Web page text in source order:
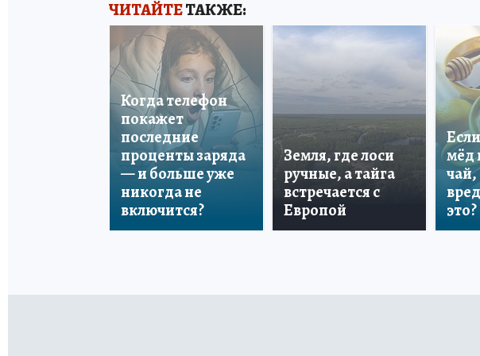
ЧИТАЙТЕТАКЖЕ:
Когда телефон
покажет
последние
проценты заряда
— и больше уже
никогда не
включится?
Земля, где лоси
ручные, а тайга
встречается с
Европой
мёд
чай,
это?